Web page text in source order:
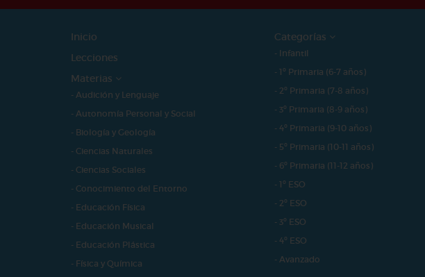
Inicio
Lecciones
Materias
- Audición y Lenguaje
- Autonomía Personal y Social
- Biología y Geología
- Ciencias Naturales
- Ciencias Sociales
- Conocimiento del Entorno
- Educación Física
- Educación Musical
- Educación Plástica
- Física y Química
Categorías
- Infantil
- 1º Primaria (6-7 años)
- 2º Primaria (7-8 años)
- 3º Primaria (8-9 años)
- 4º Primaria (9-10 años)
- 5º Primaria (10-11 años)
- 6º Primaria (11-12 años)
- 1º ESO
- 2º ESO
- 3º ESO
- 4º ESO
- Avanzado